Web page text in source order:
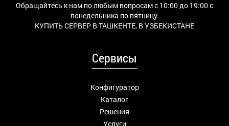
Обращайтесь к нам по любым вопросам с 10:00 до 19:00 с
понедельника по пятницу.
КУПИТЬ СЕРВЕР В ТАШКЕНТЕ, В УЗБЕКИСТАНЕ
Сервисы
Конфигуратор
Каталог
Решения
Услуги